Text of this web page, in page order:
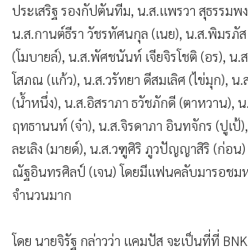
• ญี่ปุ่น
• News1
• Gotomanager
ประเสริฐ รองกัปตันทีม, น.ส.แพรวา สุธรรมพ
น.ส.กานต์ธีรา วัชรทัศนกุล (เนย), น.ส.พิมรภั
(โมบายล์), น.ส.พัศชนันท์ เจียจิรโชติ (อร), น
โสภณ (แก้ว), น.ส.วรัทยา ดีสมเลิศ (ไข่มุก), น
(น้ำหนึ่ง), น.ส.อิสราภา ธวัชภักดี (ตาหวาน),
ฤทธานนท์ (จ๋า), น.ส.จิรดาภา อินทจักร (ปูเป้
ละเลิง (มายด์), น.ส.วฑูศิริ ภูวปัญญาสิริ (ก่อน
ณัฐอินทรศิลป์ (เจน) โดยมีแฟนคลับมารอชมห
จำนวนมาก
โดย นายจิรัฐ กล่าวว่า แคมปัส จะเป็นที่ที่